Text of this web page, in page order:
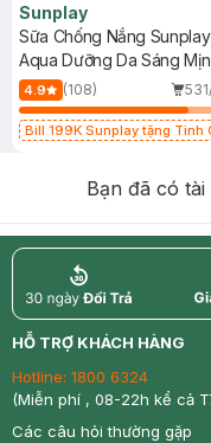
Sunplay
Sữa Chống Nắng
Aqua Dưỡng Da Sáng
4.9 (108)
Bill 199K Sunplay tặng Tinh
Bạn đã có
return
HỖ TRỢ KHÁCH HÀNG
Hotline: 1800 6324
(Miễn phí , 08-22h kể cả
Các câu hỏi thường gặp